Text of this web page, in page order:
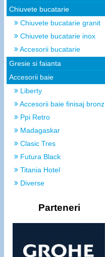
Chiuvete bucatarie
Chiuvete bucatarie granit
Chiuvete bucatarie inox
Accesorii bucatarie
Gresie si faianta
Accesorii baie
Liberty
Accesorii baie finisaj bronz
Ppi Retro
Madagaskar
Clasic Tres
Futura Black
Titania Hotel
Diverse
Parteneri